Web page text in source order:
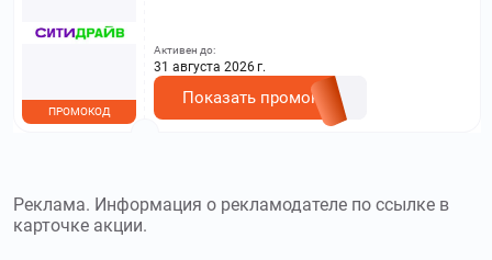
ПРОМОКОД
Активен до:
31 августа 2026 г.
Показать промокод
Реклама. Информация о рекламодателе по ссылке в
карточке акции.